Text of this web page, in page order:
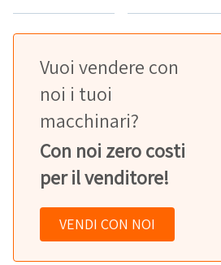
Vuoi vendere con
noi i tuoi
macchinari?
Con noi zero costi
per il venditore!
VENDI CON NOI